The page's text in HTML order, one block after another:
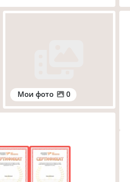
Мои фото 0